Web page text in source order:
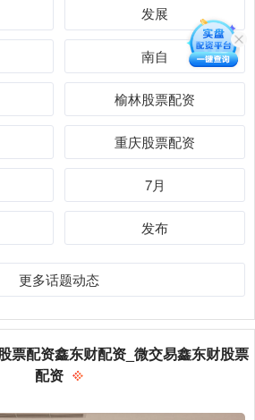
发展
南自
榆林股票配资
重庆股票配资
7月
发布
更多话题动态
票配资鑫东财配资_微交易鑫东财股票
配资